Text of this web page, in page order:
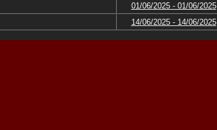
01/06/2025 - 01/06/2025
14/06/2025 - 14/06/2025